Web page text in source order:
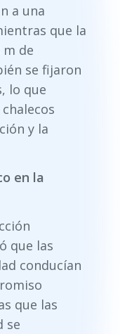
a una
que la
m de
se fijaron
lo que
y la
en la
que las
conducían
que las
se